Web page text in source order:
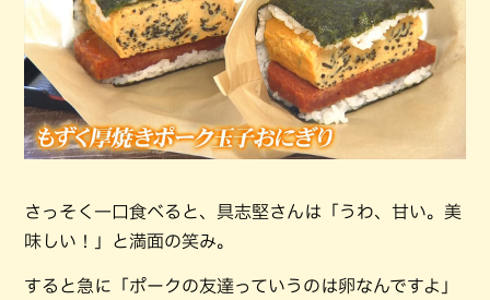
さっそく一口食べると、具志堅さんは「うわ、甘い。美
味しい！」と満面の笑み。
すると急に「ポークの友達っていうのは卵なんですよ」